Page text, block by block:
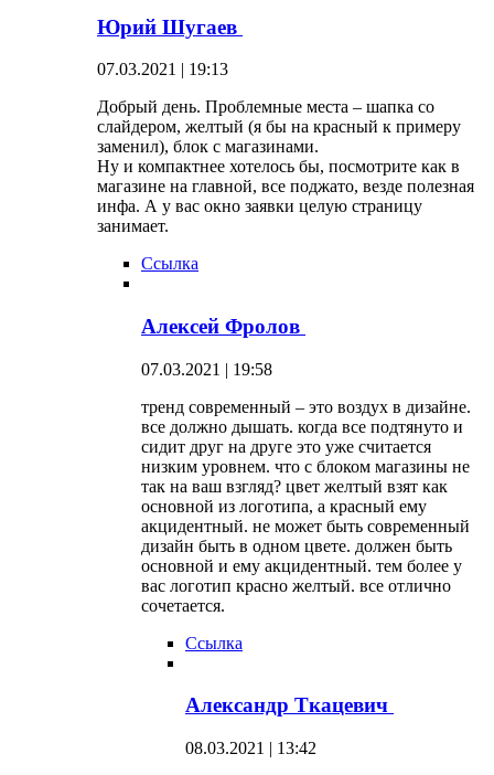
Юрий Шугаев
07.03.2021 | 19:13
Добрый день. Проблемные места – шапка со
слайдером, желтый (я бы на красный к примеру
заменил), блок с магазинами.
Ну и компактнее хотелось бы, посмотрите как в
магазине на главной, все поджато, везде полезная
инфа. А у вас окно заявки целую страницу
занимает.
Ссылка
Алексей Фролов
07.03.2021 | 19:58
тренд современный – это воздух в дизайне.
все должно дышать. когда все подтянуто и
сидит друг на друге это уже считается
низким уровнем. что с блоком магазины не
так на ваш взгляд? цвет желтый взят как
основной из логотипа, а красный ему
акцидентный. не может быть современный
дизайн быть в одном цвете. должен быть
основной и ему акцидентный. тем более у
вас логотип красно желтый. все отлично
сочетается.
Ссылка
Александр Ткацевич
08.03.2021 | 13:42